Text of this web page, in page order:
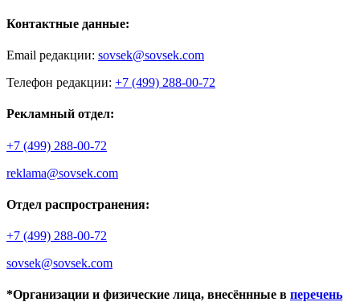
Контактные данные:
Email редакции: sovsek@sovsek.com
Телефон редакции: +7 (499) 288-00-72
Рекламный отдел:
+7 (499) 288-00-72
reklama@sovsek.com
Отдел распространения:
+7 (499) 288-00-72
sovsek@sovsek.com
*Организации и физические лица, внесённные в перечень